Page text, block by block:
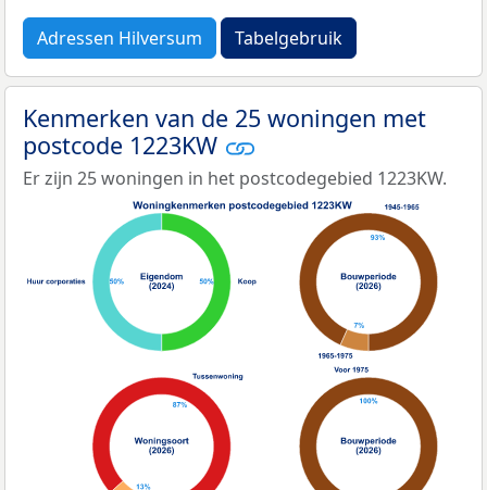
Adressen Hilversum Tabelgebruik
Kenmerken van de 25 woningen met
postcode 1223KW
Er zijn 25 woningen in het postcodegebied 1223KW.